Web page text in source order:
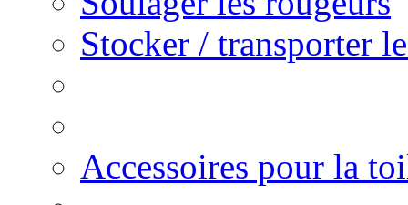
Stocker / transporter
Accessoires pour la